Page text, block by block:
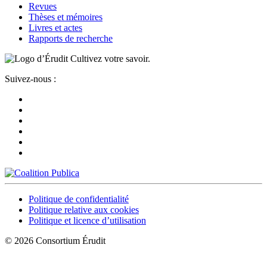
Revues
Thèses et mémoires
Livres et actes
Rapports de recherche
Cultivez votre savoir.
Suivez-nous :
Politique de confidentialité
Politique relative aux cookies
Politique et licence d’utilisation
© 2026 Consortium Érudit